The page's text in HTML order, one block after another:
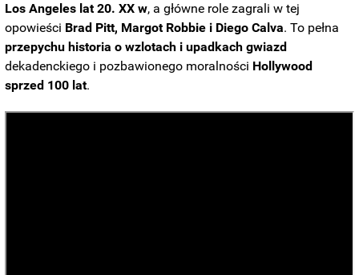
Los Angeles lat 20. XX w, a główne role zagrali w tej
opowieści Brad Pitt, Margot Robbie i Diego Calva. To pełna
przepychu historia o wzlotach i upadkach gwiazd
dekadenckiego i pozbawionego moralności Hollywood
sprzed 100 lat.